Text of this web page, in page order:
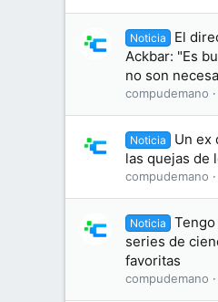
Noticia
El
Ackbar: "Es
no son
compudemano
Noticia
Un ex
las quejas de
compudemano
Noticia
series de
favoritas
compudemano